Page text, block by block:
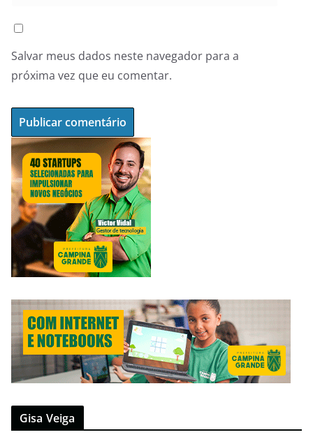
Salvar meus dados neste navegador para a
próxima vez que eu comentar.
Gisa Veiga